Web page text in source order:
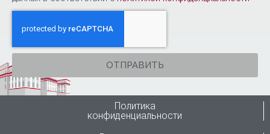
ОТПРАВИТЬ
Политика
конфиденциальности